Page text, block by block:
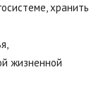
хранить
жизненной